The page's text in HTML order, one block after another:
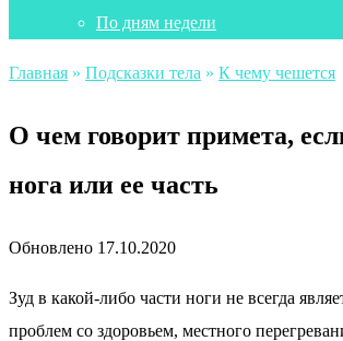
По дням недели
Главная » Подсказки тела » К чему чешется
О чем говорит примета,
нога или ее часть
Обновлено 17.10.2020
Зуд в какой-либо части ноги не всегда
проблем со здоровьем, местного